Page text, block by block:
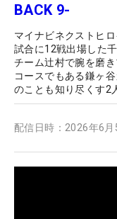
BACK 9-
マイナビネクストヒ
試合に12戦出場した
チーム辻村で腕を磨
コースでもある鎌ヶ
のことも知り尽くす2
配信日時： 2026年6月